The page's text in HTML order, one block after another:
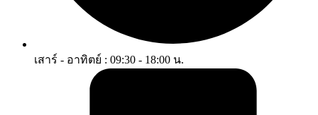
เสาร์ - อาทิตย์ : 09:30 - 18:00 น.